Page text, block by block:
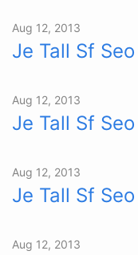
Aug 12, 2013
Je Tall Sf
Aug 12, 2013
Je Tall Sf Seo
Aug 12, 2013
Je Tall Sf
Aug 12, 2013